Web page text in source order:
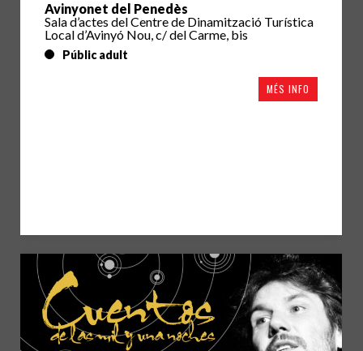
Avinyonet del Penedès
Sala d’actes del Centre de Dinamització Turística
Local d’Avinyó Nou, c/ del Carme, bis
Públic adult
MÉS INFO